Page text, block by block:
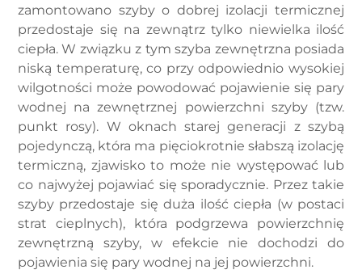
zamontowano szyby o dobrej izolacji termicznej
przedostaje się na zewnątrz tylko niewielka ilość
ciepła. W związku z tym szyba zewnętrzna posiada
niską temperaturę, co przy odpowiednio wysokiej
wilgotności może powodować pojawienie się pary
wodnej na zewnętrznej powierzchni szyby (tzw.
punkt rosy). W oknach starej generacji z szybą
pojedynczą, która ma pięciokrotnie słabszą izolację
termiczną, zjawisko to może nie występować lub
co najwyżej pojawiać się sporadycznie. Przez takie
szyby przedostaje się duża ilość ciepła (w postaci
strat cieplnych), która podgrzewa powierzchnię
zewnętrzną szyby, w efekcie nie dochodzi do
pojawienia się pary wodnej na jej powierzchni.